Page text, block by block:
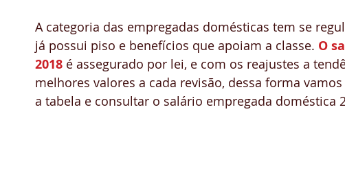
Contratar Babá? Cozinheira Babá RB Babá RN
A categoria das empregadas domésticas tem se
já possui piso e benefícios que apoiam a classe. O
2018 é assegurado por lei, e com os reajustes a
melhores valores a cada revisão, dessa forma
a tabela e consultar o salário empregada doméstica